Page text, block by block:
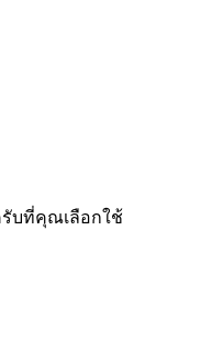
รับที่คุณเลือกใช้